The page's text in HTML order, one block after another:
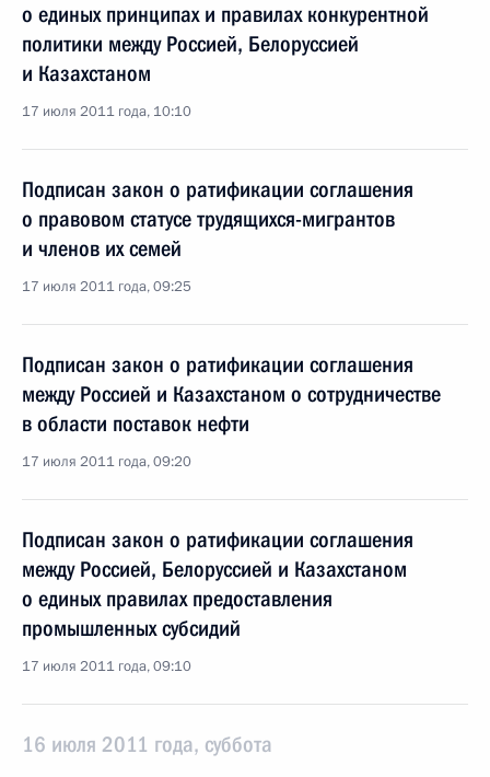
о единых принципах и правилах конкурентной
политики между Россией, Белоруссией
и Казахстаном
17 июля 2011 года, 10:10
Подписан закон о ратификации соглашения
о правовом статусе трудящихся-мигрантов
и членов их семей
17 июля 2011 года, 09:25
Подписан закон о ратификации соглашения
между Россией и Казахстаном о сотрудничестве
в области поставок нефти
17 июля 2011 года, 09:20
Подписан закон о ратификации соглашения
между Россией, Белоруссией и Казахстаном
о единых правилах предоставления
промышленных субсидий
17 июля 2011 года, 09:10
16 июля 2011 года, суббота